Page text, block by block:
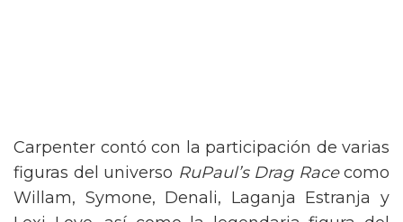
Carpenter contó con la participación de varias
figuras del universo RuPaul’s Drag Racecomo
Willam, Symone, Denali, Laganja Estranja y